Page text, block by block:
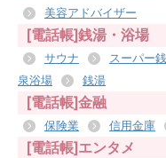
美容アドバイザー
[電話帳]銭湯・浴場
サウナ スーパー
泉浴場
銭湯
[電話帳]金融
保険業 信用金庫
[電話帳]エンタメ